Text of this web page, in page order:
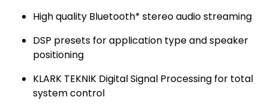
High quality Bluetooth* stereo audio streaming
DSP presets for application type and speaker
positioning
KLARK TEKNIK Digital Signal Processing for total
system control